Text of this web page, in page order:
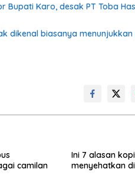
Bupati Karo, desak PT Toba
dikenal biasanya menunjukkan
camilan
Ini 7 alasan
menyehatkan